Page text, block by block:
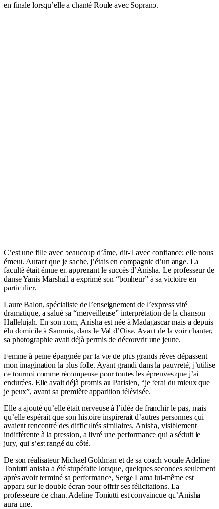
en finale lorsqu’elle a chanté Roule avec Soprano.
C’est une fille avec beaucoup d’âme, dit-il avec confiance; elle nous
émeut. Autant que je sache, j’étais en compagnie d’un ange. La
faculté était émue en apprenant le succès d’Anisha. Le professeur de
danse Yanis Marshall a exprimé son “bonheur” à sa victoire en
particulier.
Laure Balon, spécialiste de l’enseignement de l’expressivité
dramatique, a salué sa “merveilleuse” interprétation de la chanson
Hallelujah. En son nom, Anisha est née à Madagascar mais a depuis
élu domicile à Sannois, dans le Val-d’Oise. Avant de la voir chanter,
sa photographie avait déjà permis de découvrir une jeune.
Femme à peine épargnée par la vie de plus grands rêves dépassent
mon imagination la plus folle. Ayant grandi dans la pauvreté, j’utilise
ce tournoi comme récompense pour toutes les épreuves que j’ai
endurées. Elle avait déjà promis au Parisien, “je ferai du mieux que
je peux”, avant sa première apparition télévisée.
Elle a ajouté qu’elle était nerveuse à l’idée de franchir le pas, mais
qu’elle espérait que son histoire inspirerait d’autres personnes qui
avaient rencontré des difficultés similaires. Anisha, visiblement
indifférente à la pression, a livré une performance qui a séduit le
jury, qui s’est rangé du côté.
De son réalisateur Michael Goldman et de sa coach vocale Adeline
Toniutti anisha a été stupéfaite lorsque, quelques secondes seulement
après avoir terminé sa performance, Serge Lama lui-même est
apparu sur le double écran pour offrir ses félicitations. La
professeure de chant Adeline Toniutti est convaincue qu’Anisha
aura une.